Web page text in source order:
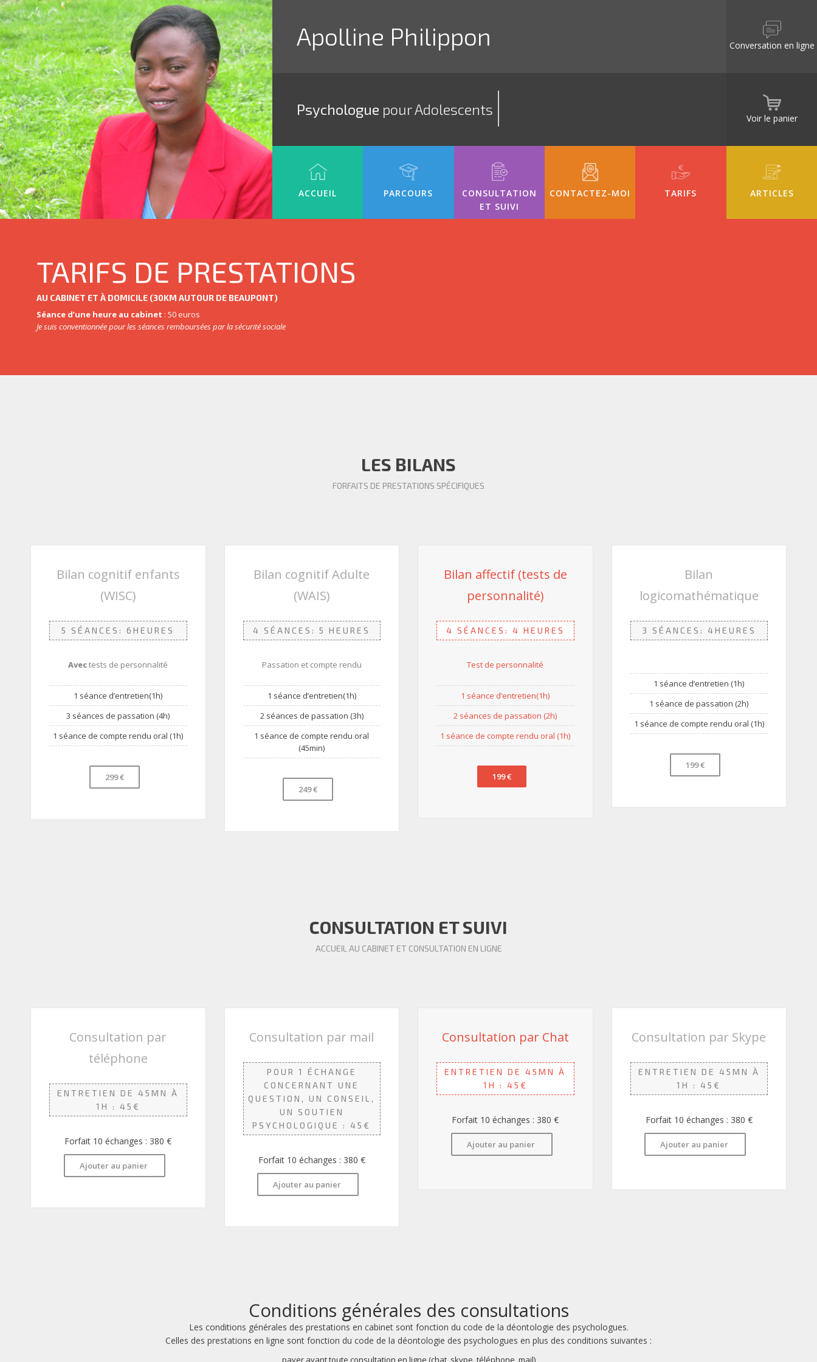
Apolline Philippon Conversation en ligne
Psychologue pour Adolescents
Voir le panier
ACCUEIL PARCOURS
CONSULTATION
ET SUIVI
CONTACTEZ-MOI TARIFS ARTICLES
TARIFS DE PRESTATIONS
AU CABINET ET À DOMICILE (30KM AUTOUR DE BEAUPONT)
Séance d’une heure au cabinet : 50 euros
Je suis conventionnée pour les séances remboursées par la sécurité sociale
LES BILANS
FORFAITS DE PRESTATIONS SPÉCIFIQUES
Bilan cognitif enfants
(WISC)
5 SÉANCES: 6HEURES
Avectests de personnalité
1 séance d’entretien(1h)
3 séances de passation (4h)
1 séance de compte rendu oral (1h)
299 €
Bilan cognitif Adulte
(WAIS)
4 SÉANCES: 5 HEURES
Passation et compte rendu
1 séance d’entretien(1h)
2 séances de passation (3h)
1 séance de compte rendu oral
(45min)
249 €
Bilan affectif (tests de
personnalité)
4 SÉANCES: 4 HEURES
Test de personnalité
1 séance d’entretien(1h)
2 séances de passation (2h)
1 séance de compte rendu oral (1h)
199 €
Bilan
logicomathématique
3 SÉANCES: 4HEURES
1 séance d’entretien (1h)
1 séance de passation (2h)
1 séance de compte rendu oral (1h)
199 €
CONSULTATION ET SUIVI
ACCUEIL AU CABINET ET CONSULTATION EN LIGNE
Consultation par
téléphone
ENTRETIEN DE 45MN À
1H : 45€
Forfait 10 échanges : 380 €
Ajouter au panier
Consultation par mail
POUR 1 ÉCHANGE
CONCERNANT UNE
QUESTION, UN CONSEIL,
UN SOUTIEN
PSYCHOLOGIQUE : 45€
Forfait 10 échanges : 380 €
Ajouter au panier
Consultation par Chat
ENTRETIEN DE 45MN À
1H : 45€
Forfait 10 échanges : 380 €
Ajouter au panier
Consultation par Skype
ENTRETIEN DE 45MN À
1H : 45€
Forfait 10 échanges : 380 €
Ajouter au panier
Conditions générales des consultations
Les conditions générales des prestations en cabinet sont fonction du code de la déontologie des psychologues.
Celles des prestations en ligne sont fonction du code de la déontologie des psychologues en plus des conditions suivantes :
payer avant toute consultation en ligne (chat, skype, téléphone, mail)